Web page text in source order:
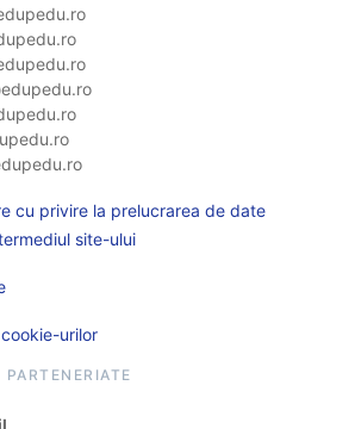
cu privire la prelucrarea de date
site-ului
urilor